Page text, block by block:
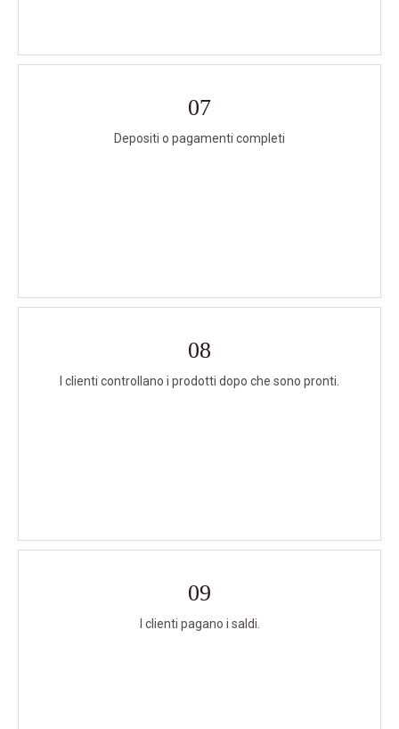
07
Depositi o pagamenti completi
08
I clienti controllano i prodotti dopo che sono pronti.
09
I clienti pagano i saldi.